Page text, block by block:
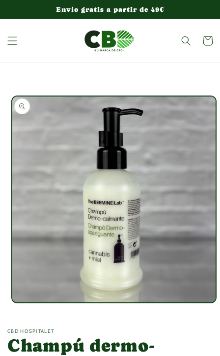
al contenido
Envío gratis a partir de 49€
Carrito
información
del producto
1
una
ventana
CBD HOSPITALET
Champú dermo-